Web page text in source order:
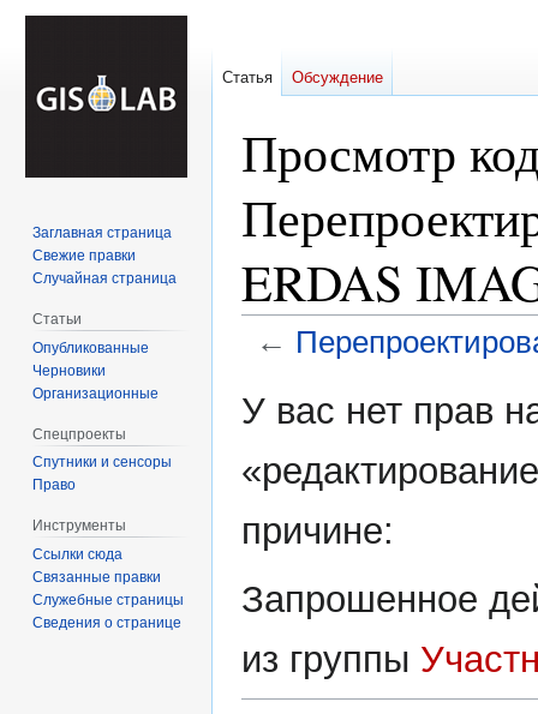
Просмотр
ERDAS
←
ккУ вас нет прав
причине:
Запрошенное
из группы
Статья Обсуждение
Заглавная страница
Свежие правки
Случайная страница
Статьи
Опубликованные
Черновики
Организационные
Спецпроекты
Спутники и сенсоры
Право
Инструменты
Ссылки сюда
Связанные правки
Служебные страницы
Сведения о странице